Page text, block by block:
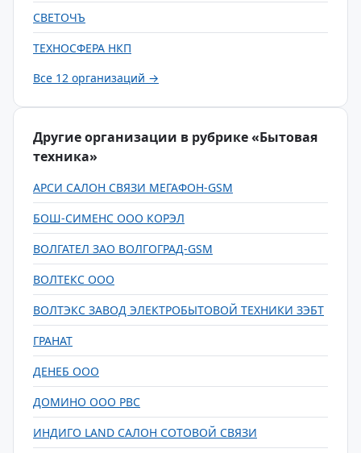
СВЕТОЧЪ
ТЕХНОСФЕРА НКП
Все 12 организаций →
Другие организации в рубрике «Бытовая
техника»
АРСИ САЛОН СВЯЗИ МЕГАФОН-GSM
БОШ-СИМЕНС ООО КОРЭЛ
ВОЛГАТЕЛ ЗАО ВОЛГОГРАД-GSM
ВОЛТЕКС ООО
ВОЛТЭКС ЗАВОД ЭЛЕКТРОБЫТОВОЙ ТЕХНИКИ ЗЭБТ
ГРАНАТ
ДЕНЕБ ООО
ДОМИНО ООО РВС
ИНДИГО LAND САЛОН СОТОВОЙ СВЯЗИ